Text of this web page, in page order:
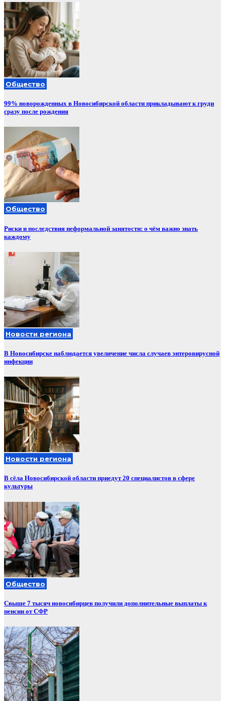
Общество
99% новорожденных в Новосибирской области прикладывают к груди
сразу после рождения
Общество
Риски и последствия неформальной занятости: о чём важно знать
каждому
Новости региона
В Новосибирске наблюдается увеличение числа случаев энтеровирусной
инфекции
Новости региона
В сёла Новосибирской области приедут 20 специалистов в сфере
культуры
Общество
Свыше 7 тысяч новосибирцев получили дополнительные выплаты к
пенсии от СФР